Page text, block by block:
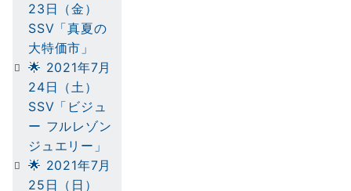
23日（金）
SSV「真夏の
大特価市」
🌟 2021年7月
24日（土）
SSV「ビジュ
ー フルレゾン
ジュエリー」
🌟 2021年7月
25日（日）